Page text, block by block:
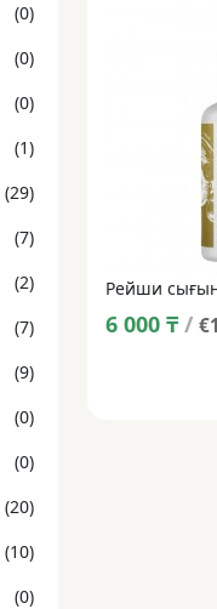
(0)
(0)
(0)
(1)
(29)
(7)
(2)
(7)
(9)
(0)
(0)
(20)
(10)
(0)
Рейши
6 000 ₸ /